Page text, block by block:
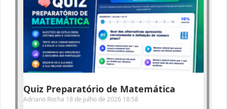
Quiz Preparatório de Matemática
Adriano Rocha 18 de julho de 2026 18:58